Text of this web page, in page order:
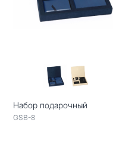
Набор подарочный
GSB-8